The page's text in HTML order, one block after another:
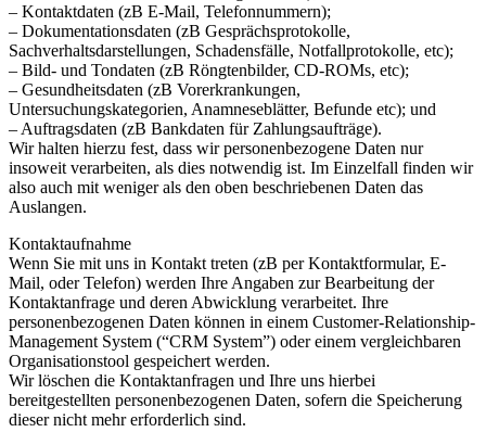
– Kontaktdaten (zB E-Mail, Telefonnummern);
– Dokumentationsdaten (zB Gesprächsprotokolle,
Sachverhaltsdarstellungen, Schadensfälle, Notfallprotokolle, etc);
– Bild- und Tondaten (zB Röngtenbilder, CD-ROMs, etc);
– Gesundheitsdaten (zB Vorerkrankungen,
Untersuchungskategorien, Anamneseblätter, Befunde etc); und
– Auftragsdaten (zB Bankdaten für Zahlungsaufträge).
Wir halten hierzu fest, dass wir personenbezogene Daten nur
insoweit verarbeiten, als dies notwendig ist. Im Einzelfall finden wir
also auch mit weniger als den oben beschriebenen Daten das
Auslangen.
Kontaktaufnahme
Wenn Sie mit uns in Kontakt treten (zB per Kontaktformular, E-
Mail, oder Telefon) werden Ihre Angaben zur Bearbeitung der
Kontaktanfrage und deren Abwicklung verarbeitet. Ihre
personenbezogenen Daten können in einem Customer-Relationship-
Management System (“CRM System”) oder einem vergleichbaren
Organisationstool gespeichert werden.
Wir löschen die Kontaktanfragen und Ihre uns hierbei
bereitgestellten personenbezogenen Daten, sofern die Speicherung
dieser nicht mehr erforderlich sind.